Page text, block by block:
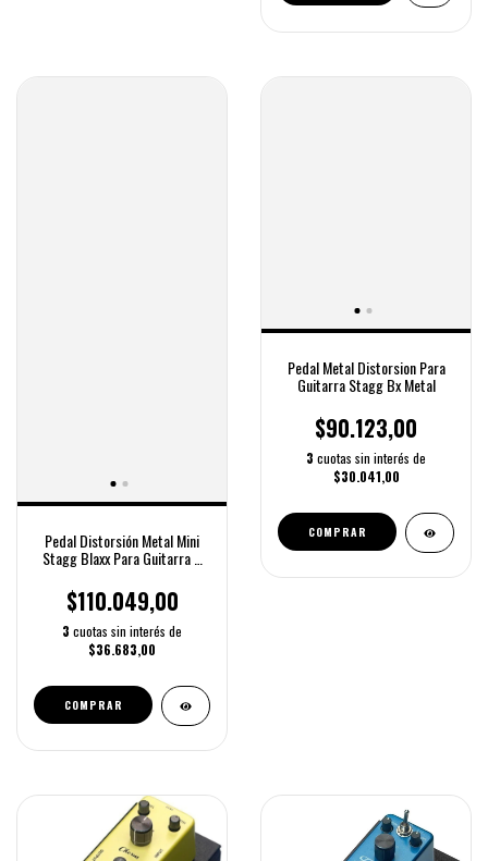
Pedal Distorsión Metal Mini
Stagg Blaxx Para Guitarra Y
$110.049,00
3 cuotas sin interés de
$36.683,00
COMPRAR
Pedal Metal Distorsion Para
Guitarra Stagg Bx Metal
$90.123,00
3 cuotas sin interés de
$30.041,00
COMPRAR